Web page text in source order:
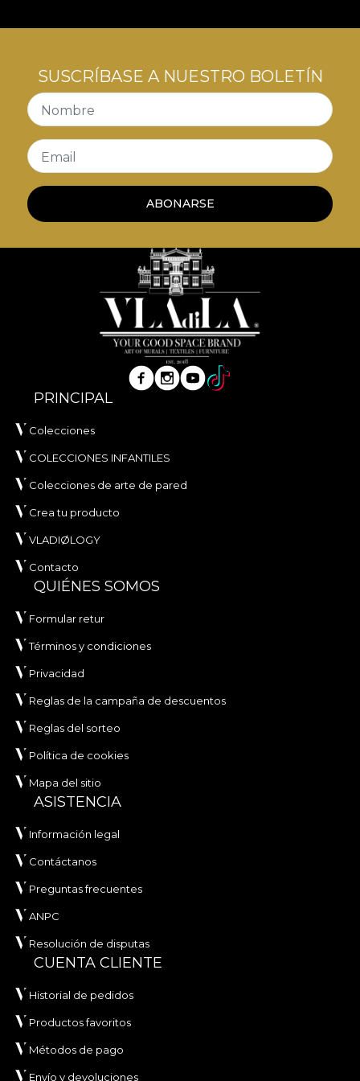
SUSCRÍBASE A NUESTRO BOLETÍN
Nombre
Email
ABONARSE
PRINCIPAL
Colecciones
COLECCIONES INFANTILES
Colecciones de arte de pared
Crea tu producto
VLADIØLOGY
Contacto
QUIÉNES SOMOS
Formular retur
Términos y condiciones
Privacidad
Reglas de la campaña de descuentos
Reglas del sorteo
Política de cookies
Mapa del sitio
ASISTENCIA
Información legal
Contáctanos
Preguntas frecuentes
ANPC
Resolución de disputas
CUENTA CLIENTE
Historial de pedidos
Productos favoritos
Métodos de pago
Envío y devoluciones